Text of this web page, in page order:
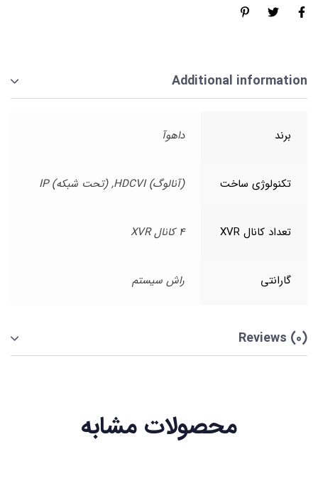
Additional information
برند داهوآ
تکنولوژی ساخت (آنالوگ) HDCVI, (تحت شبکه) IP
تعداد کانال XVR 4 کانال XVR
گارانتی راش سیستم
Reviews (0)
محصولات مشابه